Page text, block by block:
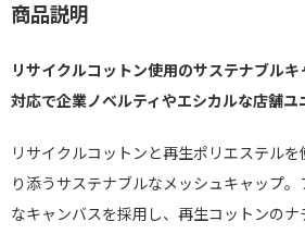
商品説明
リサイクルコットン使用のサステナブル
対応で企業ノベルティやエシカルな店舗
リサイクルコットンと再生ポリエステル
り添うサステナブルなメッシュキャップ
なキャンバスを採用し、 再生コットンのナ